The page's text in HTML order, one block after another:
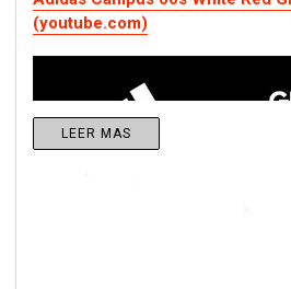
(youtube.com)
LEER MAS